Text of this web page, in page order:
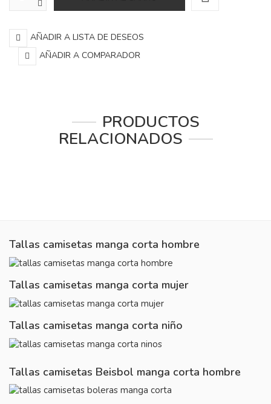
AÑADIR A LISTA DE DESEOS
AÑADIR A COMPARADOR
PRODUCTOS
RELACIONADOS
Tallas camisetas manga corta hombre
Tallas camisetas manga corta mujer
Tallas camisetas manga corta niño
Tallas camisetas Beisbol manga corta hombre